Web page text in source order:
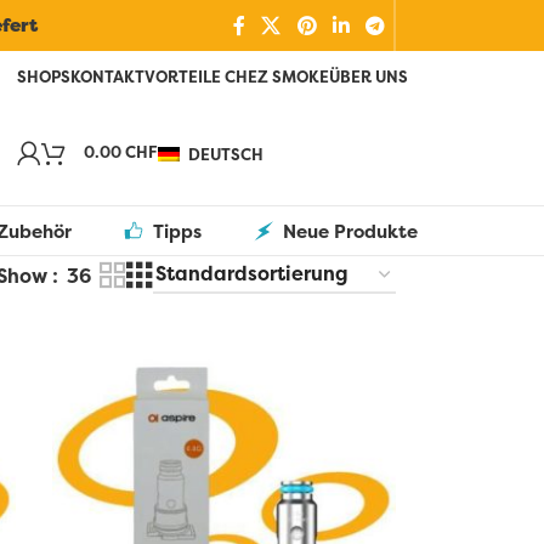
SHOPSKONTAKTVORTEILE CHEZ SMOKEÜBER UNS
0.00CHF DEUTSCH
Tipps Neue Produkte
36